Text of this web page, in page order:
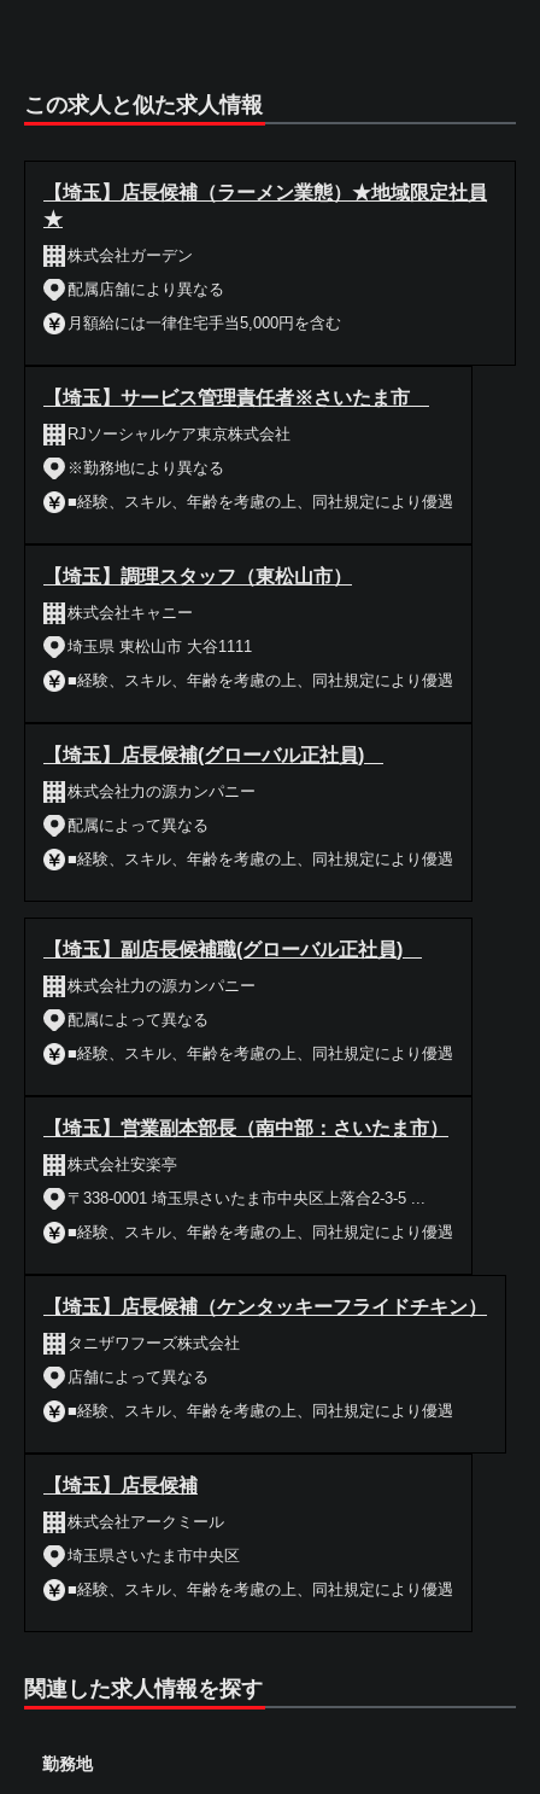
この求人と似た求人情報
【埼玉】店長候補（ラーメン業態）★地域限定社員
★
株式会社ガーデン
配属店舗により異なる
月額給には一律住宅手当5,000円を含む
【埼玉】サービス管理責任者※さいたま市
RJソーシャルケア東京株式会社
※勤務地により異なる
■経験、スキル、年齢を考慮の上、同社規定により優遇
【埼玉】調理スタッフ（東松山市）
株式会社キャニー
埼玉県 東松山市 大谷1111
■経験、スキル、年齢を考慮の上、同社規定により優遇
【埼玉】店長候補(グローバル正社員)
株式会社力の源カンパニー
配属によって異なる
■経験、スキル、年齢を考慮の上、同社規定により優遇
【埼玉】副店長候補職(グローバル正社員)
株式会社力の源カンパニー
配属によって異なる
■経験、スキル、年齢を考慮の上、同社規定により優遇
【埼玉】営業副本部長（南中部：さいたま市）
株式会社安楽亭
〒338-0001 埼玉県さいたま市中央区上落合2-3-5 ...
■経験、スキル、年齢を考慮の上、同社規定により優遇
【埼玉】店長候補（ケンタッキーフライドチキン）
タニザワフーズ株式会社
店舗によって異なる
■経験、スキル、年齢を考慮の上、同社規定により優遇
【埼玉】店長候補
株式会社アークミール
埼玉県さいたま市中央区
■経験、スキル、年齢を考慮の上、同社規定により優遇
関連した求人情報を探す
勤務地